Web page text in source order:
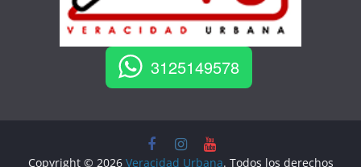
3125149578
Copyright © 2026 Veracidad Urbana. Todos los derechos